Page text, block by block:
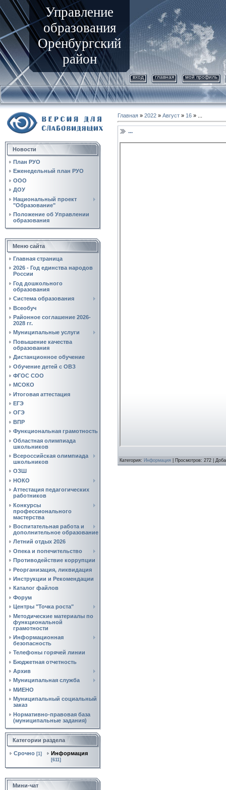
Управление
образования
Оренбургский
район
вход главная мой профиль
Новости
План РУО
Еженедельный план РУО
ООО
ДОУ
Национальный проект
"Образование"
Положение об Управлении
образования
Меню сайта
Главная страница
2026 - Год единства народов
России
Год дошкольного
образования
Система образования
Всеобуч
Районное соглашение 2026-
2028 гг.
Муниципальные услуги
Повышение качества
образования
Дистанционное обучение
Обучение детей с ОВЗ
ФГОС СОО
МСОКО
Итоговая аттестация
ЕГЭ
ОГЭ
ВПР
Функциональная грамотность
Областная олимпиада
школьников
Всероссийская олимпиада
школьников
ОЗШ
НОКО
Аттестация педагогических
работников
Конкурсы
профессионального
мастерства
Воспитательная работа и
дополнительное образование
Летний отдых 2026
Опека и попечительство
Противодействие коррупции
Реорганизация, ликвидация
Инструкции и Рекомендации
Каталог файлов
Форум
Центры "Точка роста"
Методические материалы по
функциональной
грамотности
Информационная
безопасность
Телефоны горячей линии
Бюджетная отчетность
Архив
Муниципальная служба
МИЕНО
Муниципальный социальный
заказ
Нормативно‑правовая база
(муниципальные задания)
Категории раздела
Срочно [1] Информация
[611]
Мини-чат
Главная » 2022 » Август » 16 » ...
...
Категория: Информация Просмотров: 272